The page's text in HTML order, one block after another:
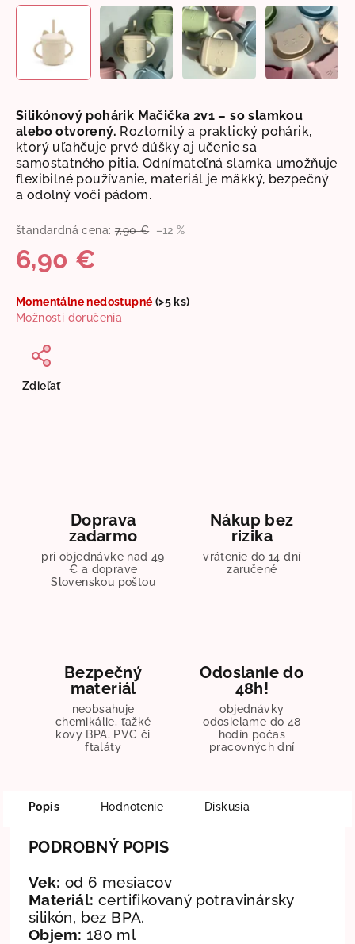
Silikónový pohárik Mačička 2v1 – so slamkou
alebo otvorený. Roztomilý a praktický pohárik,
ktorý uľahčuje prvé dúšky aj učenie sa
samostatného pitia. Odnímateľná slamka umožňuje
flexibilné používanie, materiál je mäkký, bezpečný
a odolný voči pádom.
štandardná cena: 7,90 € –12 %
6,90 €
cena:
Momentálne nedostupné (>5 ks)
Možnosti doručenia
Zdieľať
Doprava
zadarmo
pri objednávke nad 49
€ a doprave
Slovenskou poštou
Nákup bez
rizika
vrátenie do 14 dní
zaručené
Bezpečný
materiál
neobsahuje
chemikálie, ťažké
kovy BPA, PVC či
ftaláty
Odoslanie do
48h!
objednávky
odosielame do 48
hodín počas
pracovných dní
Popis Hodnotenie Diskusia
PODROBNÝ POPIS
Vek: od 6 mesiacov
Materiál: certifikovaný potravinársky
silikón, bez BPA.
Objem: 180 ml